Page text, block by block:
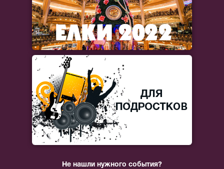
Не нашли нужного события?